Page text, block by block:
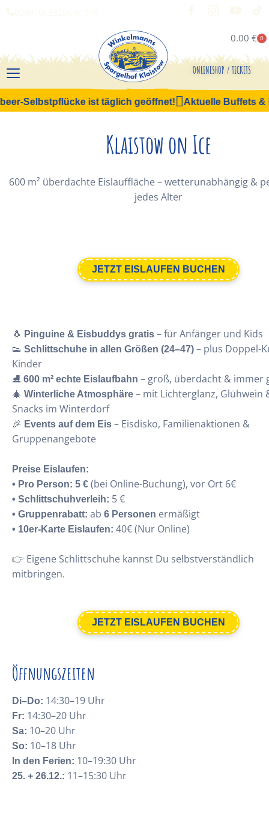
0.00 € 0
ONLINESHOP / TICKETS
Selbstpflücke ist täglich geöffnet! Aktuelle Buffets &
Klaistow on Ice
600 m² überdachte Eislauffläche – wetterunabhängig &
jedes Alter
JETZT EISLAUFEN BUCHEN
🐧 Pinguine & Eisbuddys gratis – für Anfänger und Kids
👟 Schlittschuhe in allen Größen (24–47) – plus Doppel-
Kinder
⛸ 600 m² echte Eislaufbahn – groß, überdacht & immer
🎄 Winterliche Atmosphäre – mit Lichterglanz, Glühwein
Snacks im Winterdorf
🎉 Events auf dem Eis – Eisdisko, Familienaktionen &
Gruppenangebote
Preise Eislaufen:
• Pro Person: 5 € (bei Online-Buchung), vor Ort 6€
• Schlittschuhverleih: 5 €
• Gruppenrabatt: ab 6 Personen ermäßigt
• 10er-Karte Eislaufen: 40€ (Nur Online)
👉 Eigene Schlittschuhe kannst Du selbstverständlich
mitbringen.
JETZT EISLAUFEN BUCHEN
Öffnungszeiten
Di–Do: 14:30–19 Uhr
Fr: 14:30–20 Uhr
Sa: 10–20 Uhr
So: 10–18 Uhr
In den Ferien: 10–19:30 Uhr
25. + 26.12.: 11–15:30 Uhr